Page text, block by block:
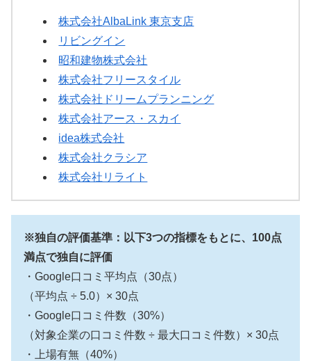
株式会社AlbaLink 東京支店
リビングイン
昭和建物株式会社
株式会社フリースタイル
株式会社ドリームプランニング
株式会社アース・スカイ
idea株式会社
株式会社クラシア
株式会社リライト
※独自の評価基準：以下3つの指標をもとに、100点
満点で独自に評価
・Google口コミ平均点（30点）
（平均点 ÷ 5.0）× 30点
・Google口コミ件数（30%）
（対象企業の口コミ件数 ÷ 最大口コミ件数）× 30点
・上場有無（40%）